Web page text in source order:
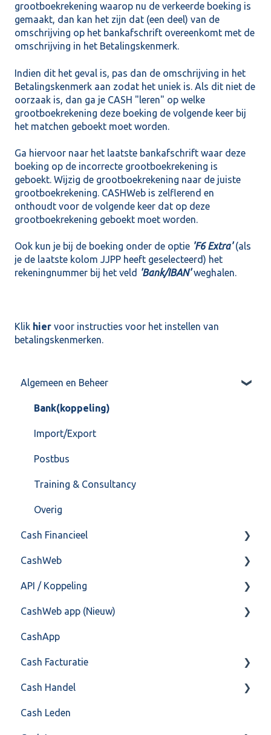
grootboekrekening waarop nu de verkeerde boeking is
gemaakt, dan kan het zijn dat (een deel) van de
omschrijving op het bankafschrift overeenkomt met de
omschrijving in het Betalingskenmerk.
Indien dit het geval is, pas dan de omschrijving in het
Betalingskenmerk aan zodat het uniek is. Als dit niet de
oorzaak is, dan ga je CASH "leren" op welke
grootboekrekening deze boeking de volgende keer bij
het matchen geboekt moet worden.
Ga hiervoor naar het laatste bankafschrift waar deze
boeking op de incorrecte grootboekrekening is
geboekt. Wijzig de grootboekrekening naar de juiste
grootboekrekening. CASHWeb is zelflerend en
onthoudt voor de volgende keer dat op deze
grootboekrekening geboekt moet worden.
Ook kun je bij de boeking onder de optie 'F6 Extra'(als
je de laatste kolom JJPP heeft geselecteerd) het
rekeningnummer bij het veld 'Bank/IBAN'weghalen.
Klik hier voor instructies voor het instellen van
betalingskenmerken.
Algemeen en Beheer
Bank(koppeling)
Import/Export
Postbus
Training & Consultancy
Overig
Cash Financieel
Boekhoud
Fiscaal
Overig
CashWeb
CashHero Layout
Mailen vanuit CASHWeb
Algemeen gebruik
API / Koppeling
Algemeen
Api 3.0 (SOAP API)
API 4.0 (REST API)
CashWeb app (Nieuw)
Veel gestelde vragen
CashApp
Cash Facturatie
Factureren
Instellingen
Cash Handel
Inkoop
Cash Leden